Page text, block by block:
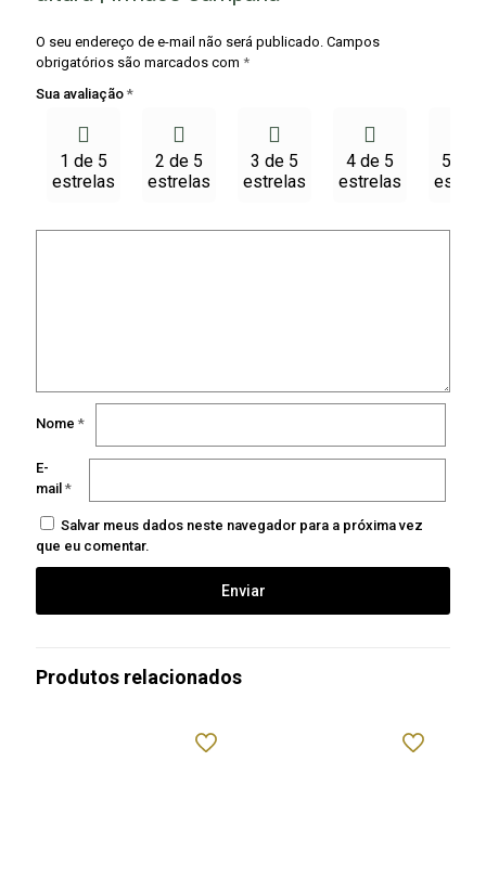
O seu endereço de e-mail não será publicado. Campos
obrigatórios são marcados com *
Sua avaliação *
1 de 5
estrelas
2 de 5
estrelas
3 de 5
estrelas
4 de 5
estrelas
5 de
Nome *
E-
mail *
Salvar meus dados neste navegador para a próxima vez
que eu comentar.
Produtos relacionados